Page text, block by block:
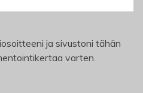
ja sivustoni tähän
varten.